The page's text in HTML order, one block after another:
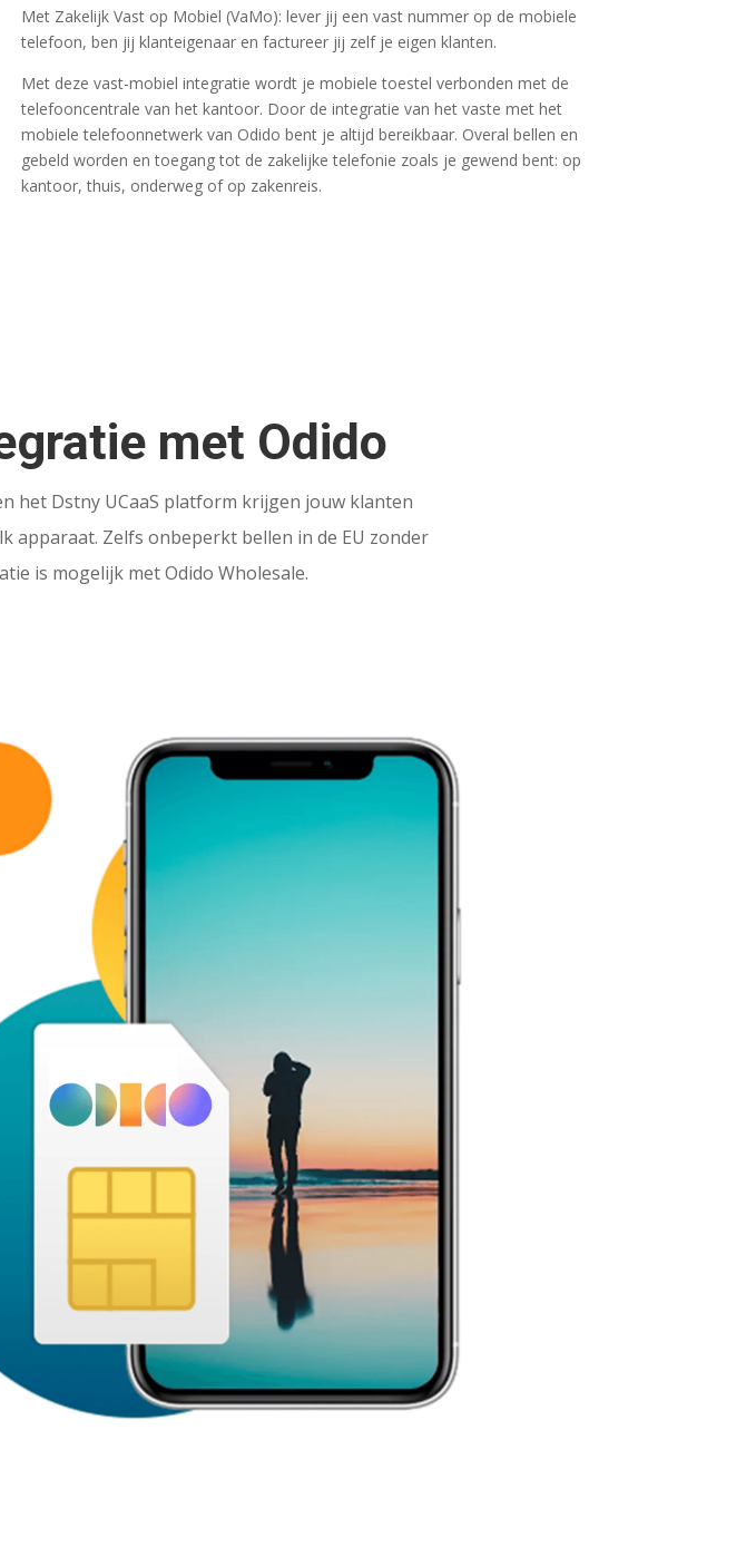
Met Zakelijk Vast op Mobiel (VaMo): lever jij een vast nummer op de mobiele
telefoon, ben jij klanteigenaar en factureer jij zelf je eigen klanten.
Met deze vast-­mobiel­ integratie wordt je mobiele toestel verbonden met de
telefooncentrale van het kantoor. Door de integratie van het vaste met het
mobiele telefoonnetwerk van Odido bent je altijd bereikbaar. Overal bellen en
gebeld worden en toegang tot de zakelijke telefonie zoals je gewend bent: op
kantoor, thuis, onderweg of op zakenreis.
met Odido
het Dstny UCaaS platform krijgen jouw klanten
apparaat. Zelfs onbeperkt bellen in de EU zonder
is mogelijk met Odido Wholesale.